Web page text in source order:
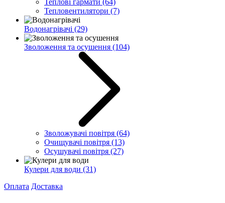
Тепловентилятори (7)
Водонагрівачі (29)
Зволоження та осушення (104)
Зволожувачі повітря (64)
Очищувачі повітря (13)
Осушувачі повітря (27)
Кулери для води (31)
Оплата Доставка